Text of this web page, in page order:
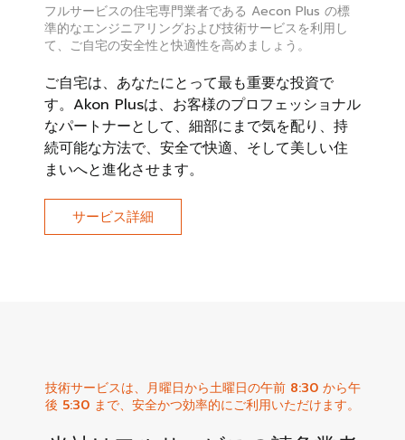
フルサービスの住宅専門業者である Aecon Plus の標
準的なエンジニアリングおよび技術サービスを利用し
て、ご自宅の安全性と快適性を高めましょう。
ご自宅は、あなたにとって最も重要な投資で
す。Akon Plusは、お客様のプロフェッショナル
なパートナーとして、細部にまで気を配り、持
続可能な方法で、安全で快適、そして美しい住
まいへと進化させます。
サービス詳細
技術サービスは、月曜日から土曜日の午前 8:30 から午
後 5:30 まで、安全かつ効率的にご利用いただけます。